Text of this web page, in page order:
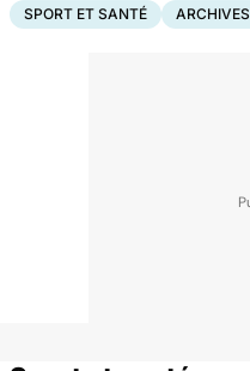
SPORT ET SANTÉ ARCHIVES